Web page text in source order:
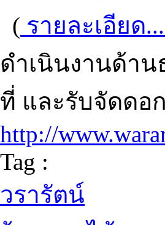
( รายละเอียด...
ดำเนินงานด้า
ที่ และรับจัดดอ
http://
Tag :
วรารัตน์